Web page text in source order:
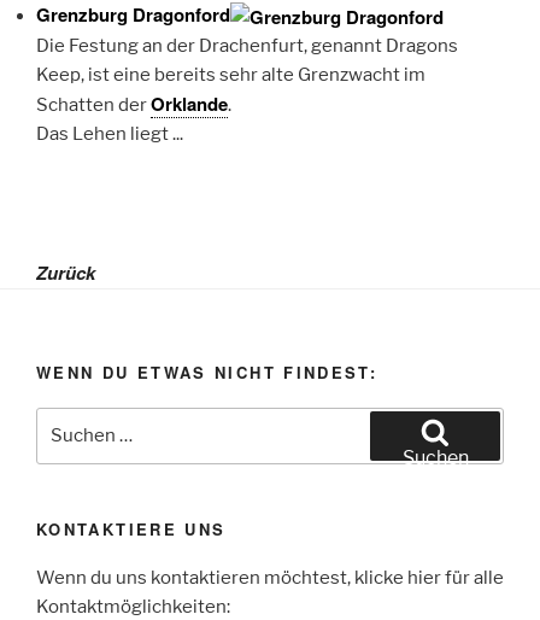
Grenzburg Dragonford
Die Festung an der Drachenfurt, genannt Dragons
Keep, ist eine bereits sehr alte Grenzwacht im
Schatten derOrklande.
Das Lehen liegt ...
Zurück
WENN DU ETWAS NICHT FINDEST:
nach:
Suchen
KONTAKTIERE UNS
Wenn du uns kontaktieren möchtest, klicke hier für alle
Kontaktmöglichkeiten: